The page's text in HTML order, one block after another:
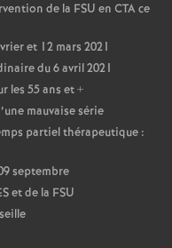
de la FSU en CTA ce
et 12 mars 2021
du 6 avril 2021
les 55 ans et +
mauvaise série
partiel thérapeutique :
septembre
et de la FSU